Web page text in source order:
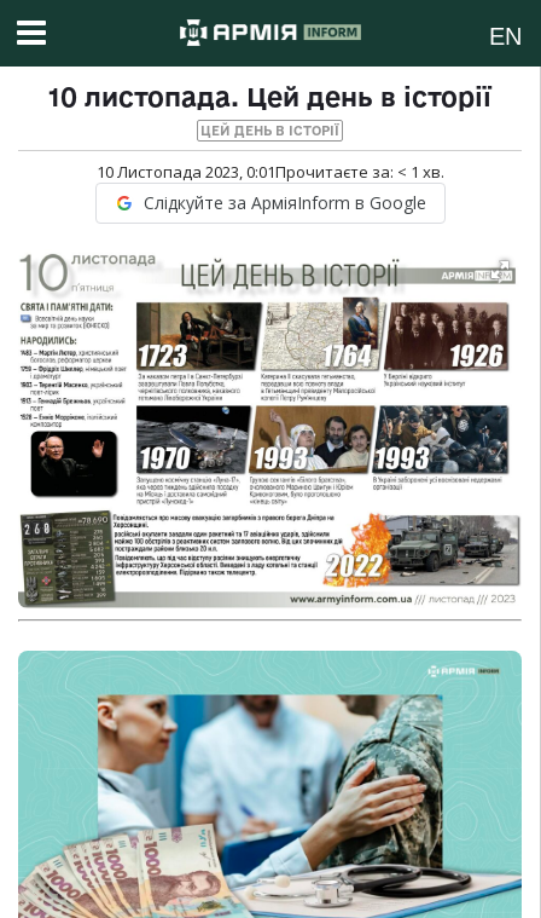
EN
10 листопада. Цей день в історії
ЦЕЙ ДЕНЬ В ІСТОРІЇ
10 Листопада 2023, 0:01Прочитаєте за: < 1 хв.
Слідкуйте за АрміяInform в Google